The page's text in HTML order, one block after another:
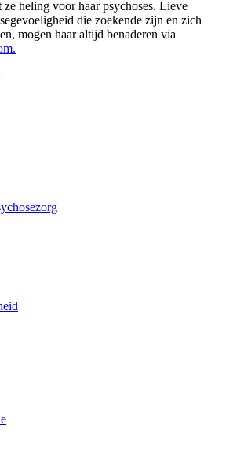
heling voor haar psychoses. Lieve
die zoekende zijn en zich
mogen haar altijd benaderen via